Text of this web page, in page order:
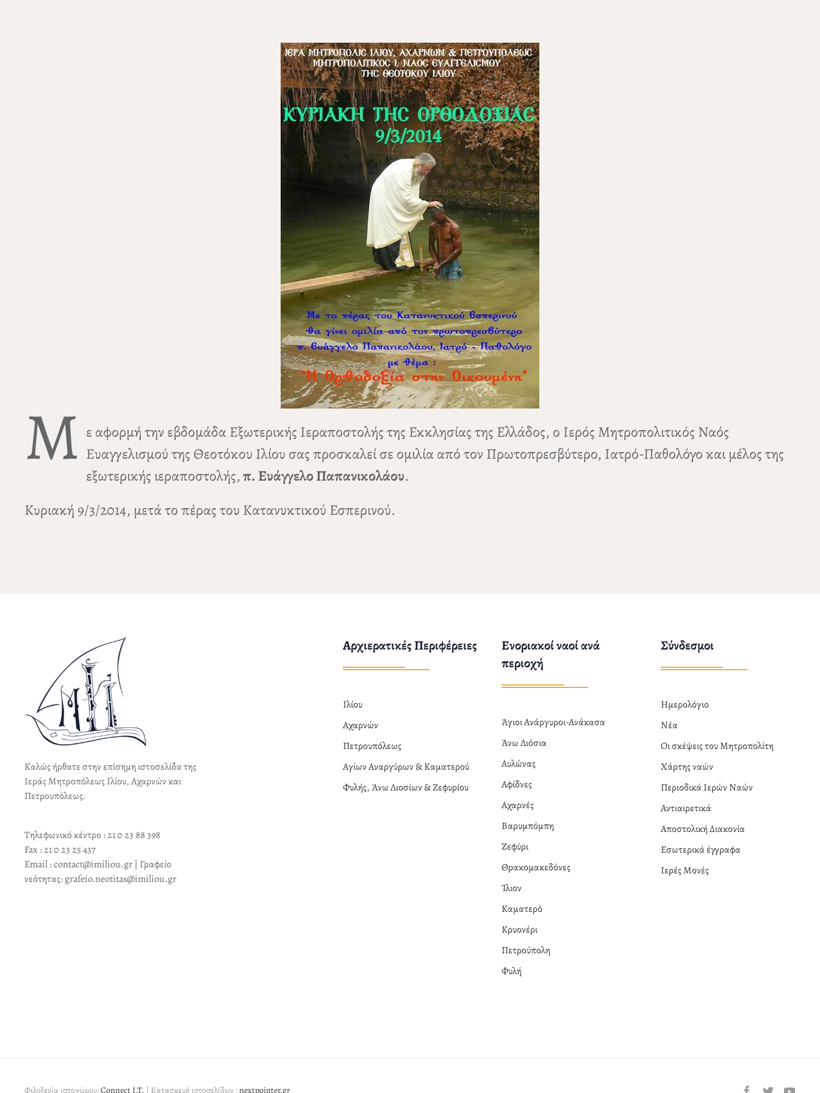
Μ ε αφορμή την εβδομάδα Εξωτερικής Ιεραποστολής της Εκκλησίας της Ελλάδος, ο Ιερός Μητροπολιτικός Ναός
Ευαγγελισμού της Θεοτόκου Ιλίου σας προσκαλεί σε ομιλία από τον Πρωτοπρεσβύτερο, Ιατρό-Παθολόγο και μέλος της
εξωτερικής ιεραποστολής,π. Ευάγγελο Παπανικολάου.
Κυριακή 9/3/2014, μετά το πέρας του Κατανυκτικού Εσπερινού.
Καλώς ήρθατε στην επίσημη ιστοσελίδα της
Ιεράς Μητροπόλεως Ιλίου, Αχαρνών και
Πετρουπόλεως.
Τηλεφωνικό κέντρο : 21 0 23 88 398
Fax : 21 0 23 25 437
Email : contact@imiliou.gr | Γραφείο
νεότητας: grafeio.neotitas@imiliou.gr
Αρχιερατικές Περιφέρειες
Ιλίου
Αχαρνών
Πετρουπόλεως
Αγίων Αναργύρων & Καματερού
Φυλής, Άνω Λιοσίων & Ζεφυρίου
Ενοριακοί ναοί ανά
περιοχή
Άγιοι Ανάργυροι-Ανάκασα
Άνω Λιόσια
Αυλώνας
Αφίδνες
Αχαρνές
Βαρυμπόμπη
Ζεφύρι
Θρακομακεδόνες
Ίλιον
Καματερό
Κρυονέρι
Πετρούπολη
Φυλή
Σύνδεσμοι
Ημερολόγιο
Νέα
Οι σκέψεις του Μητροπολίτη
Χάρτης ναών
Περιοδικά Ιερών Ναών
Αντιαιρετικά
Αποστολική Διακονία
Εσωτερικά έγγραφα
Ιερές Μονές
Φιλοξενία ιστοχώρου:Connect I.T. | Κατασκευή ιστοσελίδων :nextpointer.gr